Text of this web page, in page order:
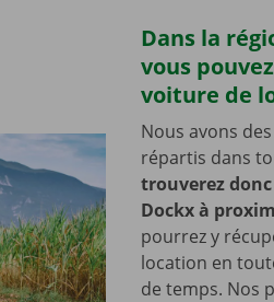
Dans la
vous
voiture de
Nous avons
répartis dans
trouverez
Dockx à
pourrez y
location en
de temps. Nos